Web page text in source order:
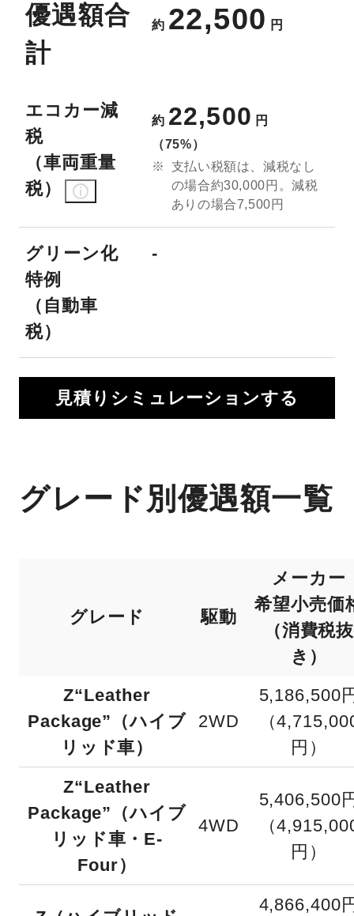
優遇額合
計
約 22,500 円
エコカー減
税
（車両重量
税）
約 22,500 円
（75%）
支払い税額は、減税なし
の場合約30,000円。減税
ありの場合7,500円
グリーン化
特例
（自動車
税）
-
見積りシミュレーションする
グレード別優遇額一覧
グレード 駆動
メーカー
希望小売価
（消費税抜
き）
Z“Leather
Package”（ハイブ
リッド車）
2WD
5,186,500
（
円）
Z“Leather
Package”（ハイブ
リッド車・E-
Four）
4WD
5,406,500
（
円）
4,866,400